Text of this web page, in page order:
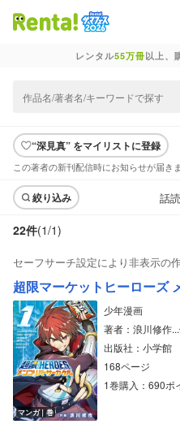
レンタル55万冊以上、
“深見真” をマイリストに登録
この著者の新刊配信時にお知らせが届きま
絞り込み 話
22件(1/1)
セーフサーチ設定により非表示の
超限マーケットヒーローズ
マンガ｜巻
少年漫画
著者：浪川修作
出版社：小学館
168ページ
1巻購入：690ポ